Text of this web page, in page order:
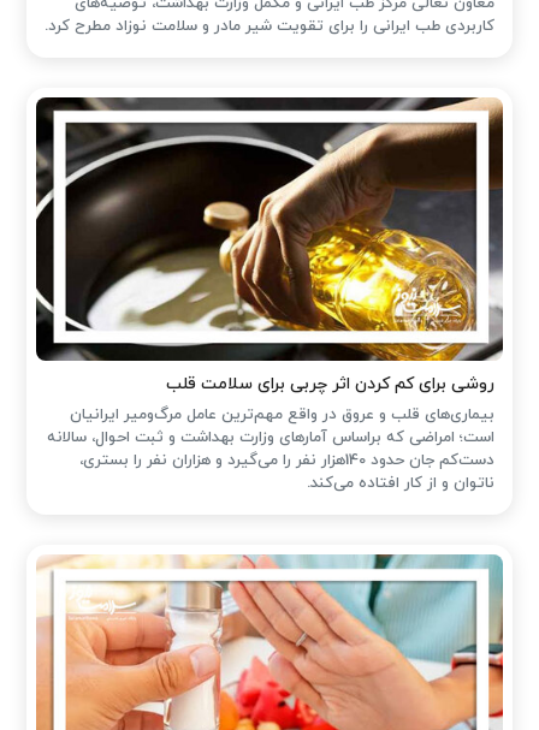
کاربردی طب ایرانی را برای تقویت شیر مادر و سلامت نوزاد مطرح کرد.
روشی برای کم کردن اثر چربی برای سلامت قلب
بیماری‌های قلب و عروق در واقع مهم‌ترین عامل مرگ‌ومیر ایرانیان
است؛ امراضی که براساس آمارهای وزارت بهداشت و ثبت احوال، سالانه
دست‌کم جان حدود 140هزار نفر را می‌گیرد و هزاران نفر را بستری،
ناتوان و از کار افتاده می‌کند.